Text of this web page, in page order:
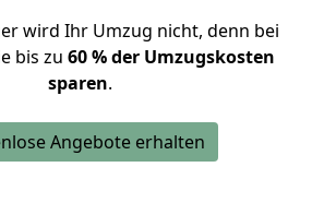
wird Ihr Umzug nicht, denn bei
bis zu 60 % der Umzugskosten
sparen.
Angebote erhalten